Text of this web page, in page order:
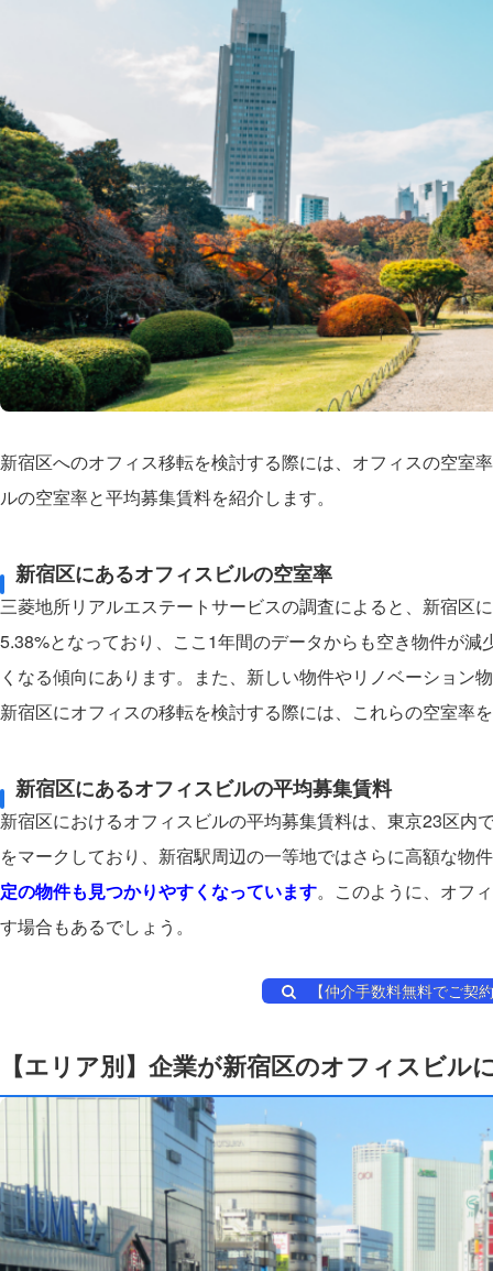
新宿区へのオフィス移転を検討する際には、オフィスの空室
ルの空室率と平均募集賃料を紹介します。
新宿区にあるオフィスビルの空室率
三菱地所リアルエステートサービスの調査によると、新宿区
5.38%となっており、ここ1年間のデータからも空き物件が
くなる傾向にあります。また、新しい物件やリノベーショ
新宿区にオフィスの移転を検討する際には、これらの空室率
新宿区にあるオフィスビルの平均募集賃料
新宿区におけるオフィスビルの平均募集賃料は、東京23区
をマークしており、新宿駅周辺の一等地ではさらに高額な物
定の物件も見つかりやすくなっています。このように、オフ
す場合もあるでしょう。
【仲介手数料無料でご契
【エリア別】企業が新宿区のオフィスビル